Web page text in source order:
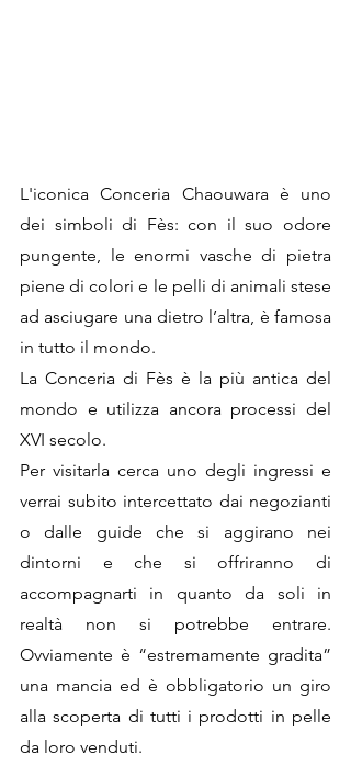
L'iconica Conceria Chaouwara è uno
dei simboli di Fès: con il suo odore
pungente, le enormi vasche di pietra
piene di colori e le pelli di animali stese
ad asciugare una dietro l’altra, è famosa
in tutto il mondo.
La Conceria di Fès è la più antica del
mondo e utilizza ancora processi del
XVI secolo.
Per visitarla cerca uno degli ingressi e
verrai subito intercettato dai negozianti
o dalle guide che si aggirano nei
dintorni e che si offriranno di
accompagnarti in quanto da soli in
realtà non si potrebbe entrare.
Ovviamente è “estremamente gradita”
una mancia ed è obbligatorio un giro
alla scoperta di tutti i prodotti in pelle
da loro venduti.